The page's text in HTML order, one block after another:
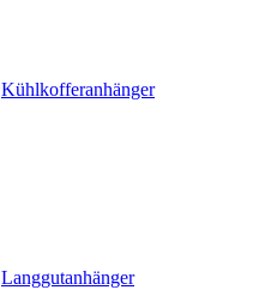
Kühlkofferanhänger
Langgutanhänger